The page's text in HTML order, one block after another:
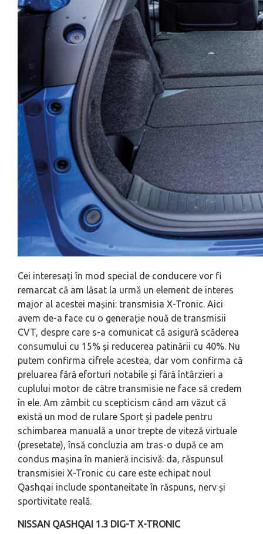
Cei interesați în mod special de conducere vor fi
remarcat că am lăsat la urmă un element de interes
major al acestei mașini: transmisia X-Tronic. Aici
avem de-a face cu o generație nouă de transmisii
CVT, despre care s-a comunicat că asigură scăderea
consumului cu 15% și reducerea patinării cu 40%. Nu
putem confirma cifrele acestea, dar vom confirma că
preluarea fără eforturi notabile și fără întârzieri a
cuplului motor de către transmisie ne face să credem
în ele. Am zâmbit cu scepticism când am văzut că
există un mod de rulare Sport și padele pentru
schimbarea manuală a unor trepte de viteză virtuale
(presetate), însă concluzia am tras-o după ce am
condus mașina în manieră incisivă: da, răspunsul
transmisiei X-Tronic cu care este echipat noul
Qashqai include spontaneitate în răspuns, nerv și
sportivitate reală.
NISSAN QASHQAI 1.3 DIG-T X-TRONIC